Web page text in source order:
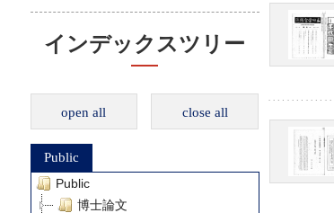
インデックスツリー
open all close all
Public
Public
博士論文